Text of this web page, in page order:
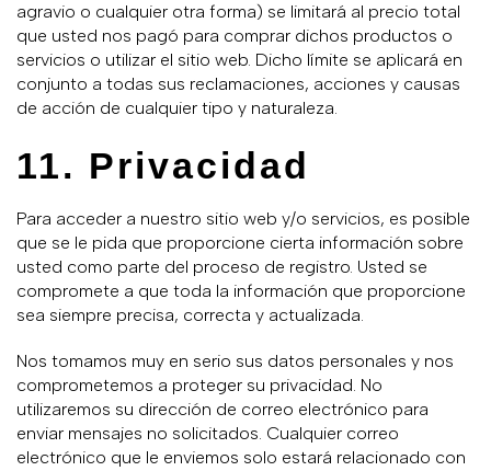
agravio o cualquier otra forma) se limitará al precio total
que usted nos pagó para comprar dichos productos o
servicios o utilizar el sitio web. Dicho límite se aplicará en
conjunto a todas sus reclamaciones, acciones y causas
de acción de cualquier tipo y naturaleza.
11. Privacidad
Para acceder a nuestro sitio web y/o servicios, es posible
que se le pida que proporcione cierta información sobre
usted como parte del proceso de registro. Usted se
compromete a que toda la información que proporcione
sea siempre precisa, correcta y actualizada.
Nos tomamos muy en serio sus datos personales y nos
comprometemos a proteger su privacidad. No
utilizaremos su dirección de correo electrónico para
enviar mensajes no solicitados. Cualquier correo
electrónico que le enviemos solo estará relacionado con